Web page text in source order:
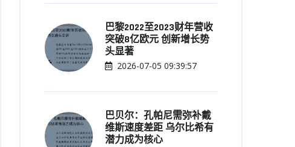
巴黎2022至2023财年营收
突破8亿欧元 创新增长势
头显著
2026-07-05 09:39:57
巴贝尔：孔帕尼需弥补戴
维斯速度差距 乌尔比希有
潜力成为核心